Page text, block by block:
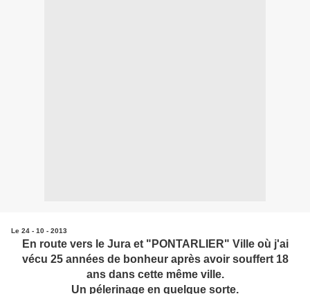
Le 24 - 10 - 2013
En route vers le Jura et "PONTARLIER" Ville où j'ai
vécu 25 années de bonheur après avoir souffert 18
ans dans cette même ville.
Un pélerinage en quelque sorte.